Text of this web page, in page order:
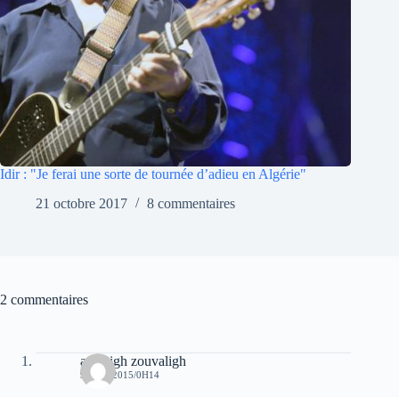
Idir : "Je ferai une sorte de tournée d’adieu en Algérie"
21 octobre 2017
8 commentaires
2 commentaires
amazigh zouvaligh
9 JUIN 2015/0H14